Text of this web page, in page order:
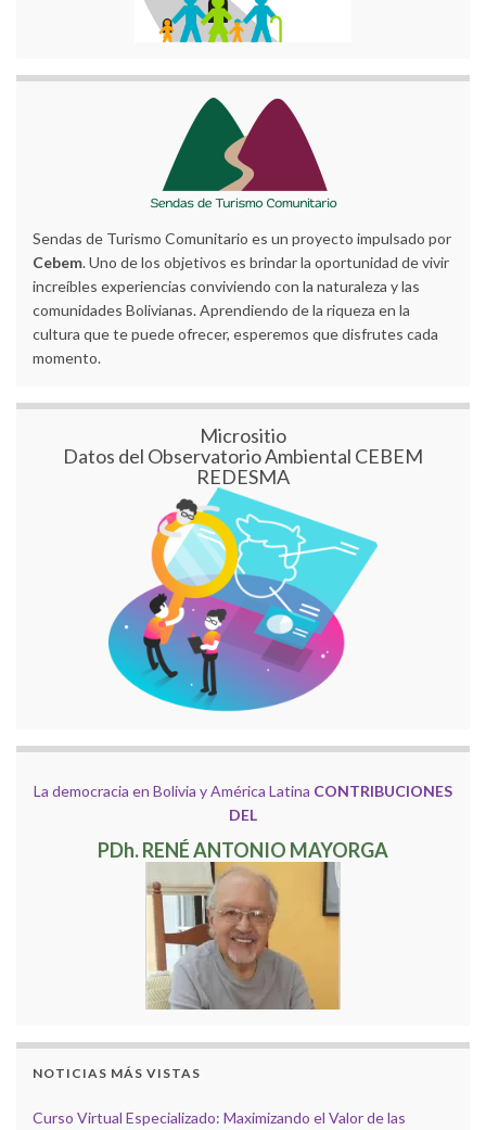
Sendas de Turismo Comunitario es un proyecto impulsado por
Cebem. Uno de los objetivos es brindar la oportunidad de vivir
increíbles experiencias conviviendo con la naturaleza y las
comunidades Bolivianas. Aprendiendo de la riqueza en la
cultura que te puede ofrecer, esperemos que disfrutes cada
momento.
Micrositio
Datos del Observatorio Ambiental CEBEM
REDESMA
La democracia en Bolivia y América Latina CONTRIBUCIONES
DEL
PDh. RENÉ ANTONIO MAYORGA
NOTICIAS MÁS VISTAS
Curso Virtual Especializado: Maximizando el Valor de las